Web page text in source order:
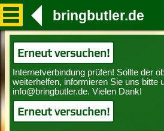
bringbutler.de
Erneut versuchen!
Erneut versuchen!